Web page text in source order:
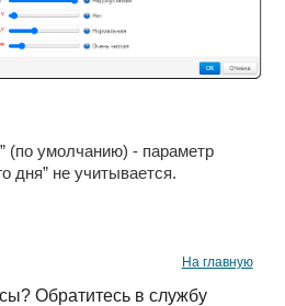
(по умолчанию) - параметр
дня” не учитывается.
На главную
Обратитесь в службу